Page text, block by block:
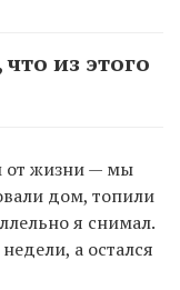
из этого
от жизни — мы
дом, топили
я снимал.
а остался